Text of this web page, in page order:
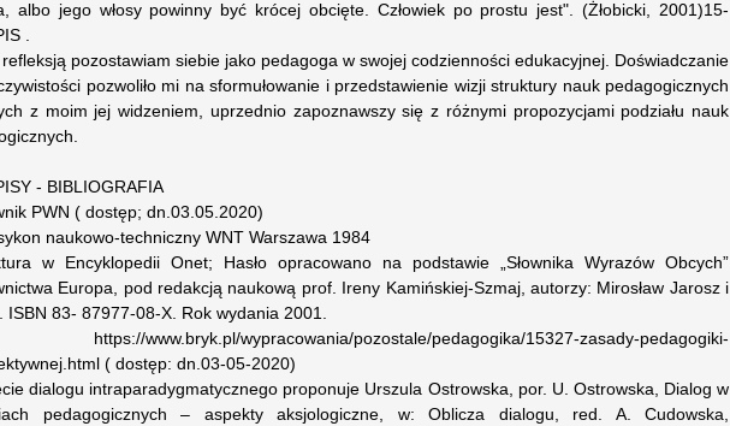
albo jego włosy powinny być krócej obcięte. Człowiek po prostu jest". (Żłobicki, 2001)15-
.
pozostawiam siebie jako pedagoga w swojej codzienności edukacyjnej. Doświadczanie
pozwoliło mi na sformułowanie i przedstawienie wizji struktury nauk pedagogicznych
z moim jej widzeniem, uprzednio zapoznawszy się z różnymi propozycjami podziału nauk
- BIBLIOGRAFIA
PWN ( dostęp; dn.03.05.2020)
naukowo-techniczny WNT Warszawa 1984
w Encyklopedii Onet; Hasło opracowano na podstawie „Słownika Wyrazów Obcych”
Europa, pod redakcją naukową prof. Ireny Kamińskiej-Szmaj, autorzy: Mirosław Jarosz i
ISBN 83- 87977-08-X. Rok wydania 2001.
www.bryk.pl/wypracowania/pozostale/pedagogika/15327-zasady-pedagogiki-
( dostęp: dn.03-05-2020)
dialogu intraparadygmatycznego proponuje Urszula Ostrowska, por. U. Ostrowska, Dialog w
pedagogicznych – aspekty aksjologiczne, w: Oblicza dialogu, red. A. Cudowska,